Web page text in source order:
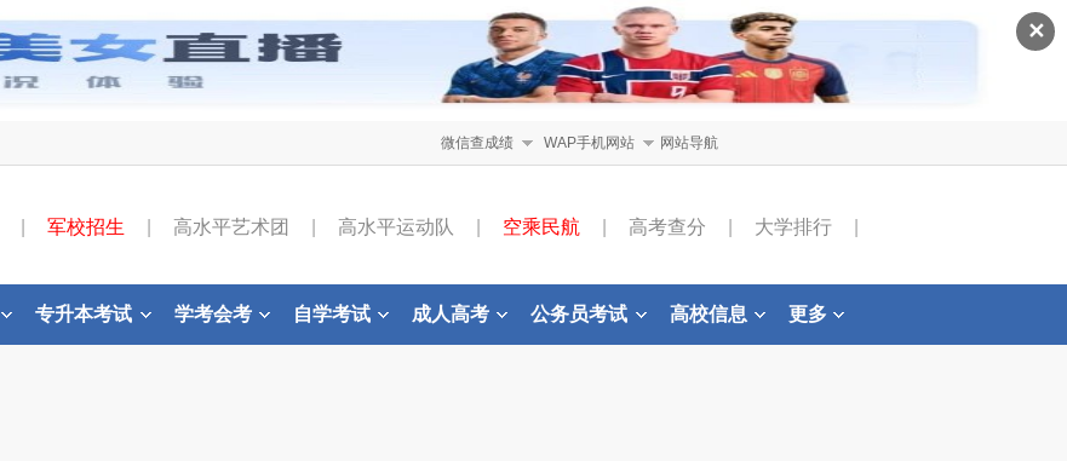
✕
微信查成绩 WAP手机网站 网站导航
军校招生 高水平艺术团 高水平运动队 空乘民航 高考查分 大学排行
专升本考试 学考会考 自学考试 成人高考 公务员考试 高校信息 更多